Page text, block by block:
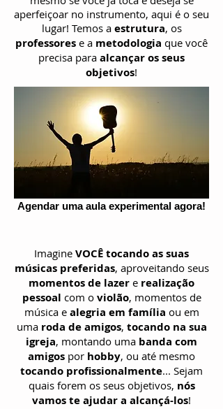
aperfeiçoar no instrumento, aqui é o seu
lugar! Temos a estrutura, os
professores e a metodologia que você
precisa para alcançar os seus
objetivos!
Imagine VOCÊ tocando as suas
músicas preferidas, aproveitando seus
momentos de lazer e realização
pessoal com o violão, momentos de
música e alegria em família ou em
uma roda de amigos, tocando na sua
igreja, montando uma banda com
amigos por hobby, ou até mesmo
tocando profissionalmente... Sejam
quais forem os seus objetivos, nós
vamos te ajudar a alcançá-los!
Agendar uma aula experimental agora!